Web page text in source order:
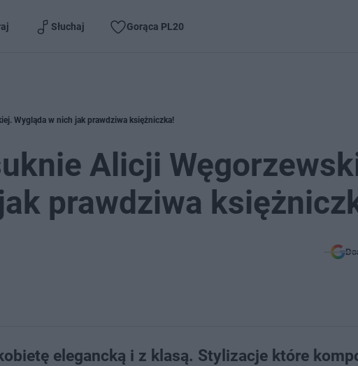
Słuchaj Gorąca PL20
Wygląda w nich jak prawdziwa księżniczka!
Alicji
prawdziwa
elegancką i z klasą. Stylizacje które